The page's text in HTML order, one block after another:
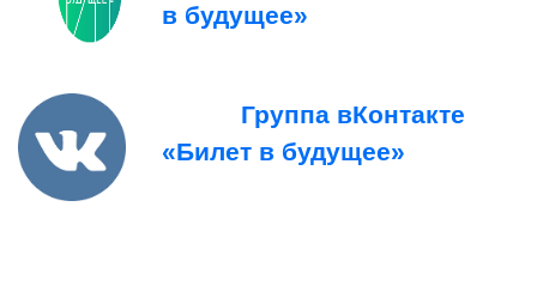
в будущее»
Группа вКонтакте
«Билет в будущее»